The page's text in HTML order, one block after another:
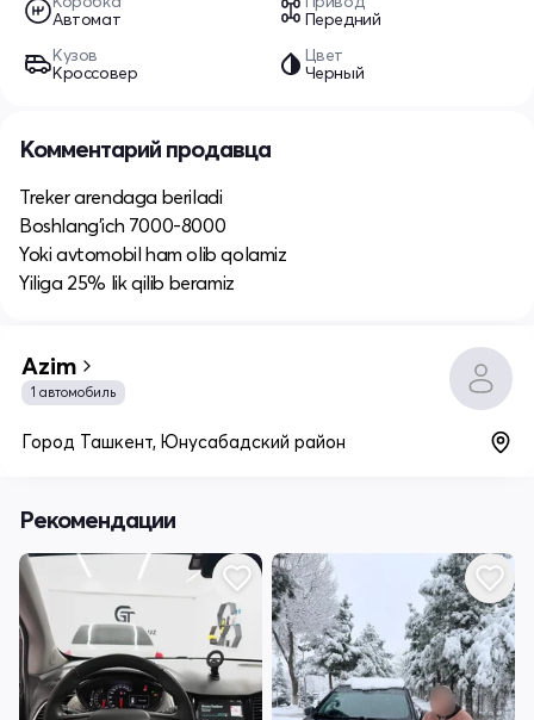
Автомат
Передний
Кузов
Кроссовер
Цвет
Черный
Комментарий продавца
Treker arendaga beriladi
Boshlang'ich 7000-8000
Yoki avtomobil ham olib qolamiz
Yiliga 25% lik qilib beramiz
Azim
1 автомобиль
Город Ташкент, Юнусабадский район
Рекомендации